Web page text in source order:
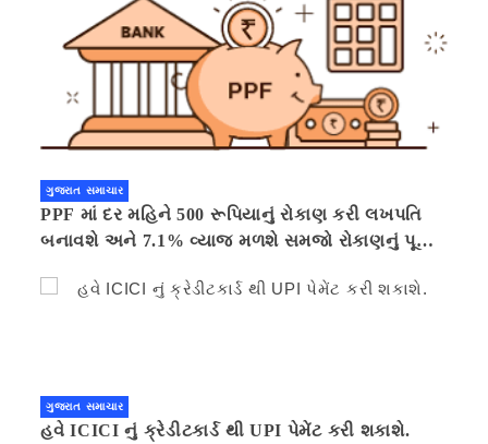
ગુજરાત સમાચાર
PPF માં દર મહિને 500 રૂપિયાનું રોકાણ કરી લખપતિ
બનાવશે અને 7.1% વ્યાજ મળશે સમજો રોકાણનું પૂરું
ગુજરાત સમાચાર
હવે ICICI નું ક્રેડીટકાર્ડ થી UPI પેમેંટ કરી શકાશે.